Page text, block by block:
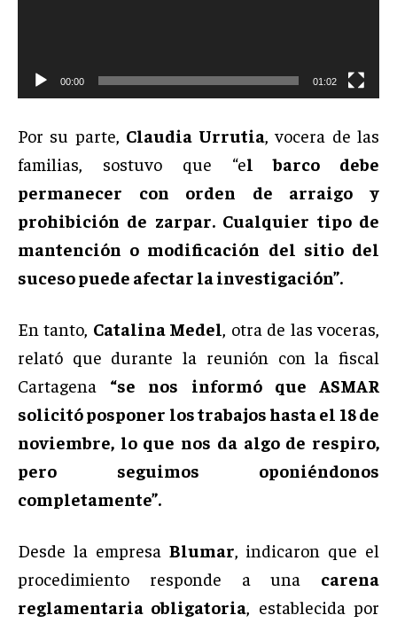
00:00 01:02
Por su parte, Claudia Urrutia, vocera de las
familias, sostuvo que “el barco debe
permanecer con orden de arraigo y
prohibición de zarpar. Cualquier tipo de
mantención o modificación del sitio del
suceso puede afectar la investigación”.
En tanto, Catalina Medel, otra de las voceras,
relató que durante la reunión con la fiscal
Cartagena “se nos informó que ASMAR
solicitó posponer los trabajos hasta el 18 de
noviembre, lo que nos da algo de respiro,
pero seguimos oponiéndonos
completamente”.
Desde la empresa Blumar, indicaron que el
procedimiento responde a una carena
reglamentaria obligatoria, establecida por